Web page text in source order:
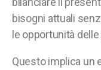
bisogni attuali
le opportunità
Questo implica un